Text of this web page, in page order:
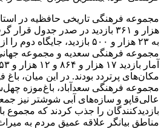
هزار و ۳۶۱ بازدید در صدر جدول
به ۲۳ هزار و ۵۰۰ بازدید،
مجموعه فرهنگی سعدیه و مجموعه
مکان‌های پرتردد بودند. در این میان،
مجموعه فرهنگی سعدآباد، باغ‌موزه
عالی‌قاپو و سازه‌های آبی شوشتر نیز
بازدیدکنندگان را جذب کردند که مجموع
مناطق بیانگر علاقه عمیق مردم به